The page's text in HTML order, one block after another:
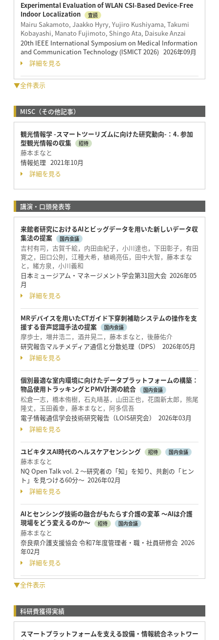
Experimental Evaluation of WLAN CSI-Based Device-Free
Indoor Localization
査読
Mairu Sakamoto, Jaakko Hyry, Yujiro Kushiyama, Takumi
Kobayashi, Manato Fujimoto, Shingo Ata, Daisuke Anzai
20th IEEE International Symposium on Medical Information
and Communication Technology (ISMICT 2026) 2026年09月
詳細を見る
▼全件表示
MISC（その他記事）
観光情報学 -スマートツーリズムに向けた研究動向-：4. 参加
型観光情報の収集
招待
藤本まなと
情報処理 2021年10月
詳細を見る
講演・口頭発表等
来館者研究におけるAIとビッグデータを用いた新しいデータ収
集法の提案
国内会議
吉村有司，古賀千絵，内田由紀子，小川達也，下田彰子，有田
寛之，田口公則，江種大希，植嶋亮伍，田中大智，藤本まな
と，緒方泉，小川義和
日本ミュージアム・マネージメント学会第31回大会 2026年05
月
詳細を見る
MRデバイスを用いたCTガイド下穿刺補助システムの操作を支
援する音声認識手法の提案
国内会議
摩歩士，増井浩二，酒井晃二，藤本まなと，後藤佑介
研究報告マルチメディア通信と分散処理（DPS） 2026年05月
詳細を見る
個別最適な室内環境に向けたデータプラットフォームの構築：
物品使用トラッキングとPMV計測の統合
国内会議
松倉一志，橋本侑樹，石丸晴基，山田正也，花園新太郎，熊尾
隆丈，玉田義幸，藤本まなと，阿多信吾
電子情報通信学会技術研究報告（LOIS研究会） 2026年03月
詳細を見る
ユビキタスAI時代のヘルスケアセンシング 招待 国内会議
藤本まなと
NQ Open Talk vol. 2 ～研究者の「知」を知り、共創の「ヒン
ト」を見つける60分～ 2026年02月
詳細を見る
AIとセンシング技術の融合がもたらす介護の変革 〜AIは介護
現場をどう変えるのか〜
招待 国内会議
藤本まなと
奈良県介護支援協会 令和7年度管理者・職・社員研修会 2026
年02月
詳細を見る
▼全件表示
科研費獲得実績
スマートプラットフォームを支える設備・情報統合ネットワー